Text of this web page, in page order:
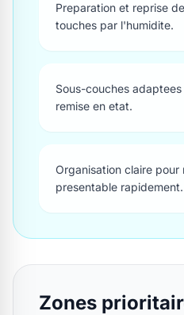
Preparation et reprise
touches par l'humidite.
Sous-couches
remise en etat.
Organisation claire
presentable rapidement.
Zones